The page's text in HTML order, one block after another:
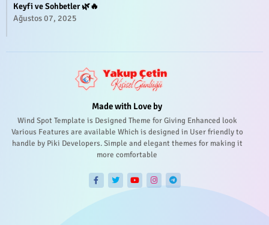
Keyfi ve Sohbetler 🌿🔥
Ağustos 07, 2025
Made with Love by
Wind Spot Template is Designed Theme for Giving Enhanced look
Various Features are available Which is designed in User friendly to
handle by Piki Developers. Simple and elegant themes for making it
more comfortable